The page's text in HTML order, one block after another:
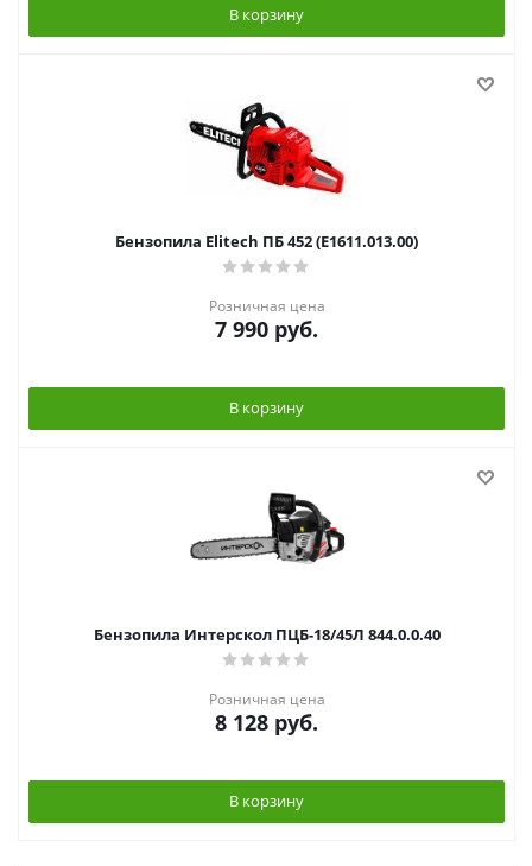
В корзину
Бензопила Elitech ПБ 452 (E1611.013.00)
Розничная цена
7 990 руб.
В корзину
Бензопила Интерскол ПЦБ-18/45Л 844.0.0.40
Розничная цена
8 128 руб.
В корзину